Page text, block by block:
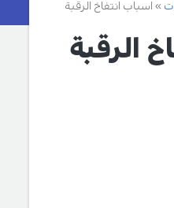
اسباب انتفاخ الرقبة
الرقبة